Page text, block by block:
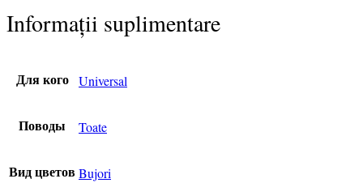
Informații suplimentare
Для кого Universal
Поводы Toate
Вид цветов Bujori